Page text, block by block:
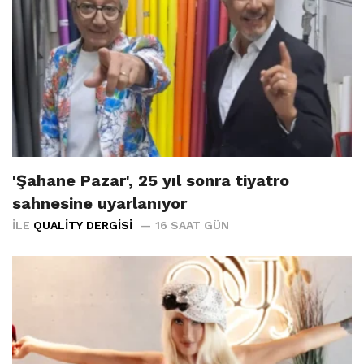
'Şahane Pazar', 25 yıl sonra tiyatro
sahnesine uyarlanıyor
İLE QUALITY DERGISI 16 SAAT GÜN